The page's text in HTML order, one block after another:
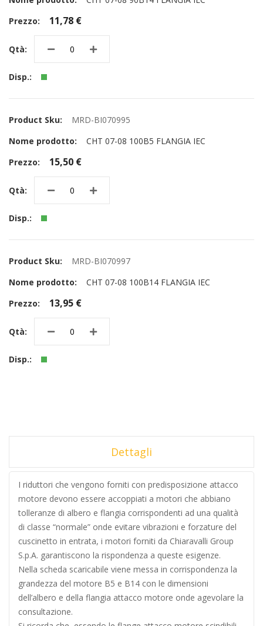
11,78 €
MRD-BI070995
CHT 07-08 100B5 FLANGIA IEC
15,50 €
MRD-BI070997
CHT 07-08 100B14 FLANGIA IEC
13,95 €
Dettagli
I riduttori che vengono forniti con predisposizione attacco
motore devono essere accoppiati a motori che abbiano
tolleranze di albero e flangia corrispondenti ad una qualità
di classe “normale” onde evitare vibrazioni e forzature del
cuscinetto in entrata, i motori forniti da Chiaravalli Group
S.p.A. garantiscono la rispondenza a queste esigenze.
Nella scheda scaricabile viene messa in corrispondenza la
grandezza del motore B5 e B14 con le dimensioni
dell’albero e della flangia attacco motore onde agevolare la
consultazione.